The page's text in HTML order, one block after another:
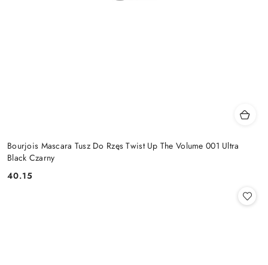
Bourjois Mascara Tusz Do Rzęs Twist Up The Volume 001 Ultra
Black Czarny
Cena:
40.15